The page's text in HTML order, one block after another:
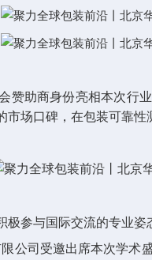
赞助商身份亮相本次行
场口碑，在包装可靠
极参与国际交流的专业姿
公司受邀出席本次学术